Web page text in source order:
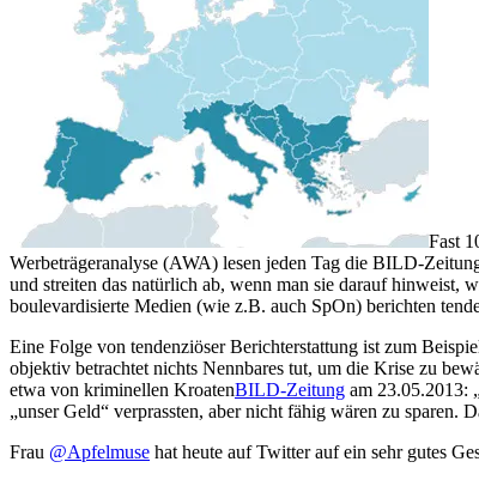
Fast
Werbeträgeranalyse (AWA) lesen jeden Tag die BILD-
und streiten das natürlich ab, wenn man sie darauf
boulevardisierte Medien (wie z.B. auch SpOn) berichten
Eine Folge von tendenziöser Berichterstattung ist zum
objektiv betrachtet nichts Nennbares tut, um die Krise zu
etwa von kriminellen KroatenBILD-Zeitung am 23.05.2013:
„unser Geld“ verprassten, aber nicht fähig wären zu sparen.
Frau @Apfelmuse hat heute auf Twitter auf ein sehr gutes